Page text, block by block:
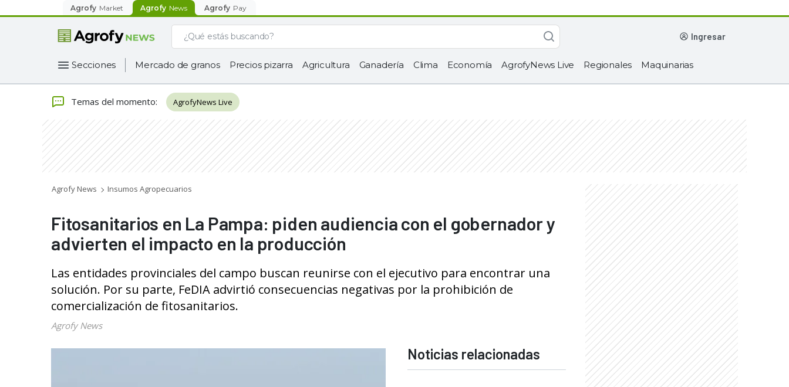
Agrofy Market Agrofy News Agrofy Pay
ingresar
Secciones Mercado de granos Precios pizarra Agricultura Ganadería Clima Economía AgrofyNews Live Regionales Maquinarias
Temas del momento: AgrofyNews Live
Agrofy News Insumos Agropecuarios
Fitosanitarios en La Pampa: piden audiencia con el gobernador y
advierten el impacto en la producción
Las entidades provinciales del campo buscan reunirse con el ejecutivo para encontrar una
solución. Por su parte, FeDIA advirtió consecuencias negativas por la prohibición de
comercialización de fitosanitarios.
Agrofy News
Noticias relacionadas